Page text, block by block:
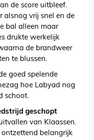
de score uitbleef.
alsnog vrij snel en de
bal alleen maar
drukte werkelijk
de brandweer
te blussen.
goed spelende
hoe Labyad nog
schoot.
geschopt
van Klaassen.
belangrijk